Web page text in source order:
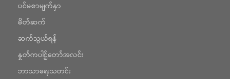
ပင်မစာမျက်နှာ
မိတ်ဆက်
ဆက်သွယ်ရန်
နှုတ်ကပါဌ်တော်အလင်း
ဘာသာရေးသတင်း